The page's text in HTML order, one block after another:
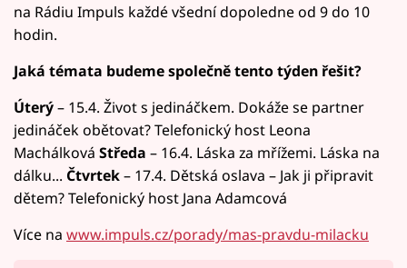
na Rádiu Impuls každé všední dopoledne od 9 do 10
hodin.
Jaká témata budeme společně tento týden řešit?
Úterý– 15.4. Život s jedináčkem. Dokáže se partner
jedináček obětovat? Telefonický host Leona
Machálková Středa – 16.4. Láska za mřížemi. Láska na
dálku... Čtvrtek– 17.4. Dětská oslava – Jak ji připravit
dětem? Telefonický host Jana Adamcová
Více na www.impuls.cz/porady/mas-pravdu-milacku